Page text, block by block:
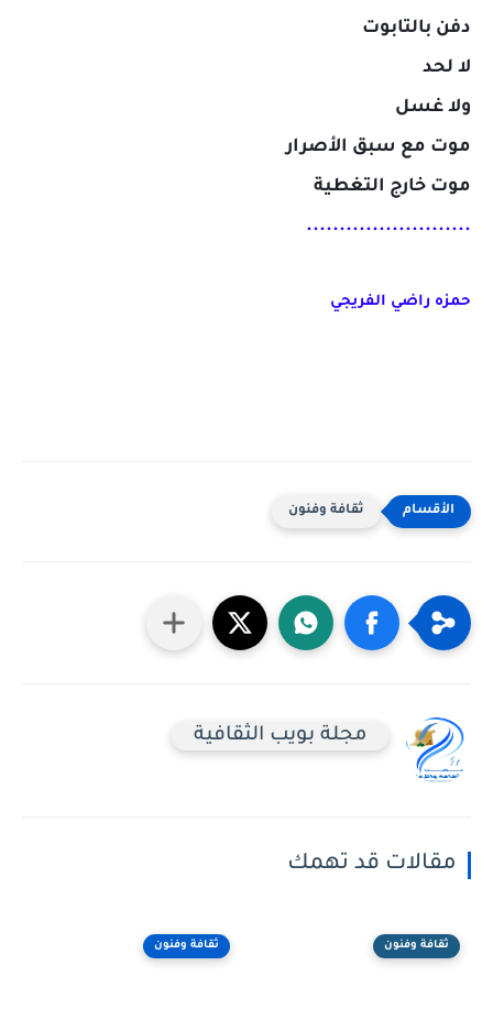
دفن بالتابوت
لا لحد
ولا غسل
موت مع سبق الأصرار
موت خارج التغطية
.........................
حمزه راضي الفريجي
ثقافة وفنون
مجلة بويب الثقافية
مقالات قد تهمك
ثقافة وفنون ثقافة وفنون